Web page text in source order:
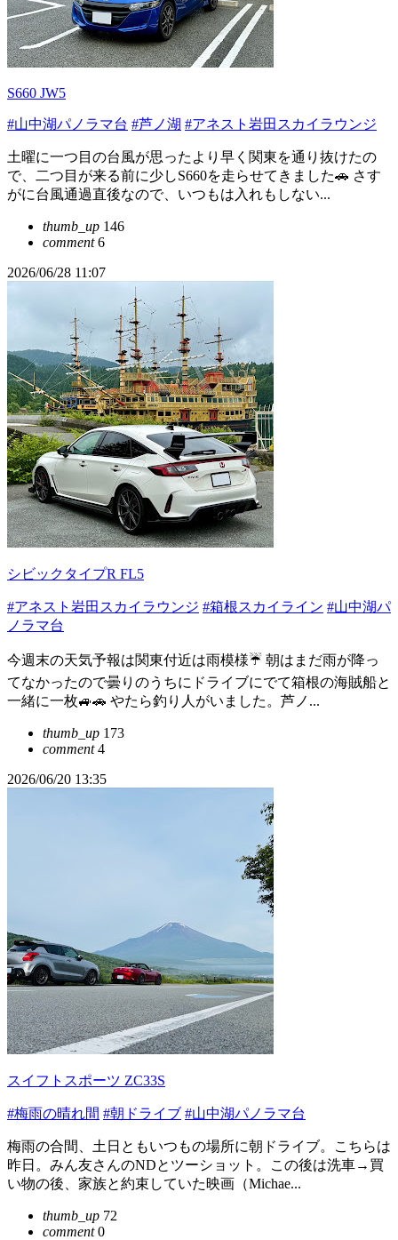
S660 JW5
#山中湖パノラマ台 #芦ノ湖 #アネスト岩田スカイラウンジ
土曜に一つ目の台風が思ったより早く関東を通り抜けたの
で、二つ目が来る前に少しS660を走らせてきました🚗 さす
がに台風通過直後なので、いつもは入れもしない...
thumb_up 146
comment6
2026/06/28 11:07
シビックタイプR FL5
#アネスト岩田スカイラウンジ #箱根スカイライン #山中湖パ
ノラマ台
今週末の天気予報は関東付近は雨模様☔️ 朝はまだ雨が降っ
てなかったので曇りのうちにドライブにでて箱根の海賊船と
一緒に一枚🚙🚗 やたら釣り人がいました。芦ノ...
thumb_up 173
comment4
2026/06/20 13:35
スイフトスポーツ ZC33S
#梅雨の晴れ間 #朝ドライブ #山中湖パノラマ台
梅雨の合間、土日ともいつもの場所に朝ドライブ。こちらは
昨日。みん友さんのNDとツーショット。この後は洗車→買
い物の後、家族と約束していた映画（Michae...
thumb_up 72
comment0